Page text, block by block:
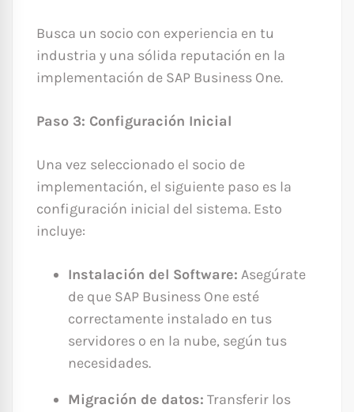
Busca un socio con experiencia en tu
industria y una sólida reputación en la
implementación de SAP Business One.
Paso 3: Configuración Inicial
Una vez seleccionado el socio de
implementación, el siguiente paso es la
configuración inicial del sistema. Esto
incluye:
Instalación del Software: Asegúrate
de que SAP Business One esté
correctamente instalado en tus
servidores o en la nube, según tus
necesidades.
Migración de datos: Transferir los